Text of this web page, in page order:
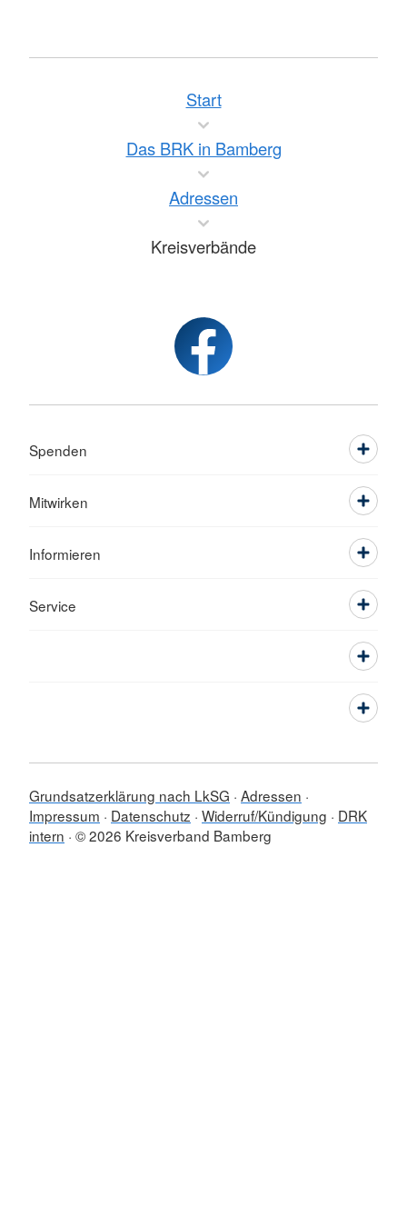
Start
Das BRK in Bamberg
Adressen
Kreisverbände
Spenden
Mitwirken
Informieren
Service
Grundsatzerklärung nach LkSG Adressen
Impressum
Datenschutz Widerruf/Kündigung
DRK
intern © 2026 Kreisverband Bamberg